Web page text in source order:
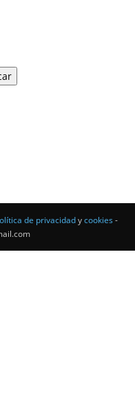
de privacidadycookies -